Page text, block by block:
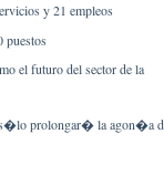
y 21 empleos
puestos
el futuro del sector de la
prolongar� la agon�a